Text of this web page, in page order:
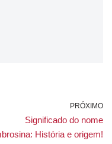
PRÓXIMO
Significado do nome
História e origem!